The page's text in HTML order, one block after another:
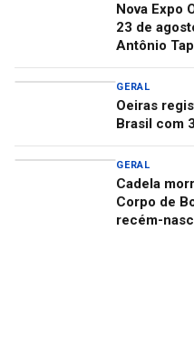
Nova Expo
23 de
Antônio
GERAL
Oeiras
Brasil com
GERAL
Cadela
Corpo de
recém-